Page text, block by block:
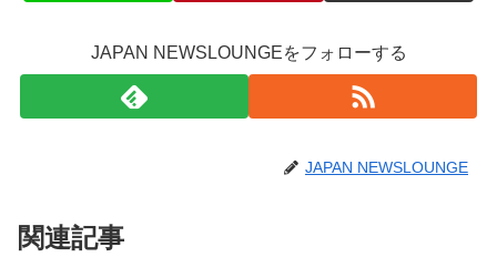
JAPAN NEWSLOUNGEをフォローする
JAPAN NEWSLOUNGE
関連記事